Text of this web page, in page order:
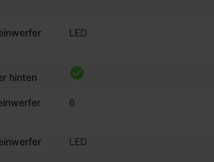
LED
hinten
6
LED